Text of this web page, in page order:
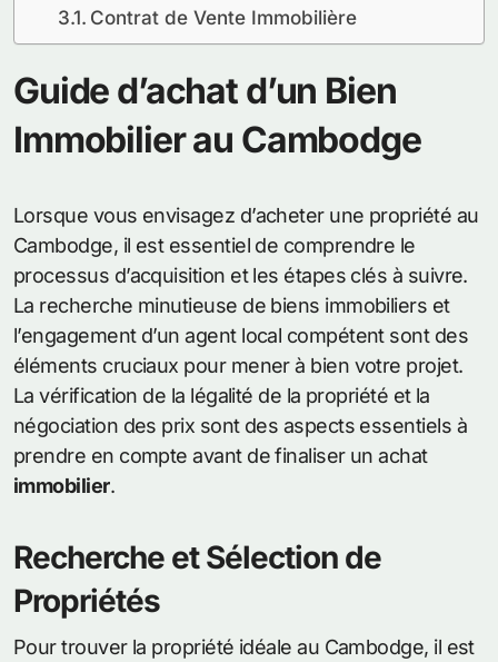
Contrat de Vente Immobilière
Guide d’achat d’un Bien
Immobilier au Cambodge
Lorsque vous envisagez d’acheter une propriété au
Cambodge, il est essentiel de comprendre le
processus d’acquisition et les étapes clés à suivre.
La recherche minutieuse de biens immobiliers et
l’engagement d’un agent local compétent sont des
éléments cruciaux pour mener à bien votre projet.
La vérification de la légalité de la propriété et la
négociation des prix sont des aspects essentiels à
prendre en compte avant de finaliser un achat
immobilier.
Recherche et Sélection de
Propriétés
Pour trouver la propriété idéale au Cambodge, il est